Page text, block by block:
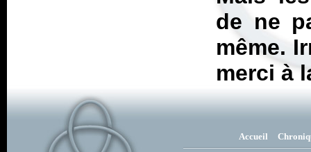
de ne
même.
merci à
Accueil